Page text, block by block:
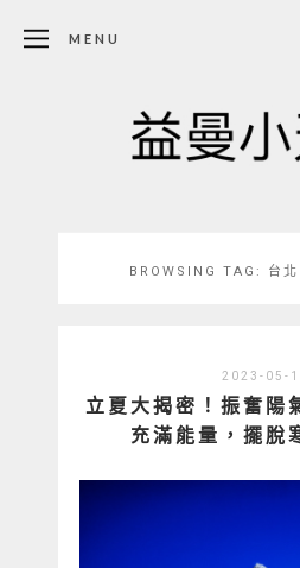
MENU
BROWSING TAG: 台
2023-05-
立夏大揭密！振奮陽
充滿能量，擺脫